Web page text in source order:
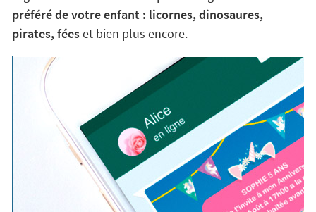
préféré de votre enfant : licornes, dinosaures,
pirates, féeset bien plus encore.